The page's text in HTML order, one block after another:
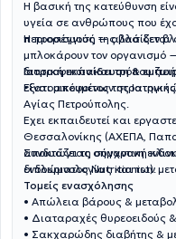
Η βασική της κατεύθυνση
υγεία σε ανθρώπους που
περιορισμούς — αλλά δεν
Η προσέγγισή της βασίζεται
μπλοκάρουν τον οργανισμό
διατροφικών και τρόπου
εξατομικευμένων
Iατρική εκπαίδευση &
Είναι απόφοιτος της
Αγίας Πετρούπολης.
Έχει εκπαιδευτεί και
Θεσσαλονίκης (ΑΧΕΠΑ,
αποκτώντας σημαντική
ενδοκρινολογίας και των
Συνδυάζει τη σύγχρονη
διπλώματος Nutritionist).
Τομείς ενασχόλησης
• Απώλεια βάρους &
• Διαταραχές θυρεοειδούς
• Σακχαρώδης διαβήτης &